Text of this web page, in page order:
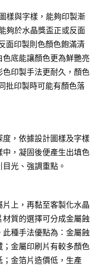
樣與字樣，能夠印製漸
夠於水晶獎盃正或反面
面印製則色顏色飽滿清
底能讓顏色更為鮮艷亮
印製手法更耐久，顏色
批印製時可能有顏色落
，依據設計圖樣及字樣
，凝固後便產生出填色
光、強調重點。
上，再黏至客製化水晶
質的選擇可分成金屬蝕
種手法優點為：金屬蝕
金屬印刷片有較多顏色
金箔片造價低，生產